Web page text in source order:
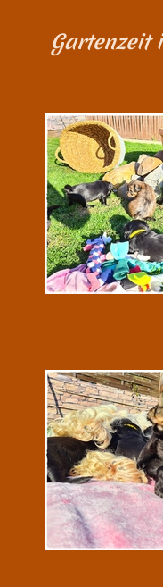
Gartenzeit